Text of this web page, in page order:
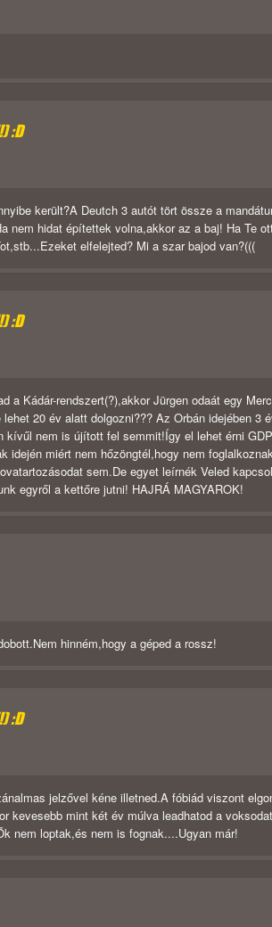
:D
került?A Deutch 3 autót tört össze a
nem hidat építettek volna,akkor az a baj! Ha Te
elfelejted? Mi a szar bajod van?(((
:D
a Kádár-rendszert(?),akkor Jürgen odaát egy
20 év alatt dolgozni??? Az Orbán idejében 3
nem is újított fel semmit!Így el lehet érni
miért nem hőzöngtél,hogy nem
sem.De egyet leírnék Veled
egyről a kettőre jutni! HAJRÁ MAGYAROK!
hinném,hogy a géped a rossz!
:D
jelzővel kéne illetned.A fóbiád viszont
kevesebb mint két év múlva leadhatod a
nem loptak,és nem is fognak....Ugyan már!